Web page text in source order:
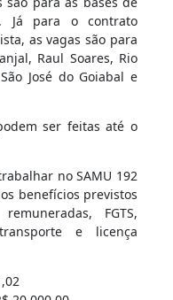
Já para o contrato
as vagas são para
Raul Soares, Rio
José do Goiabal e
ser feitas até o
no SAMU 192
benefícios previstos
FGTS,
e licença